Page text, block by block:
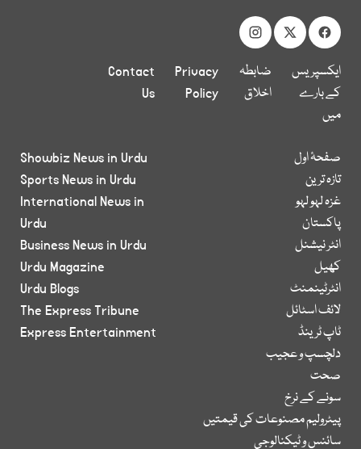
ایکسپریس
کے بارے
میں
ضابطہ
اخلاق
Privacy
Policy
Contact
Us
صفحۂ اول
تازہ ترین
غزہ لہو لہو
پاکستان
انٹر نیشنل
کھیل
انٹرٹینمنٹ
لائف اسٹائل
ٹاپ ٹرینڈ
دلچسپ و عجیب
صحت
سونے کے نرخ
پیٹرولیم مصنوعات کی قیمتیں
سائنس و ٹیکنالوجی
Showbiz News in Urdu
Sports News in Urdu
International News in
Urdu
Business News in Urdu
Urdu Magazine
Urdu Blogs
The Express Tribune
Express Entertainment